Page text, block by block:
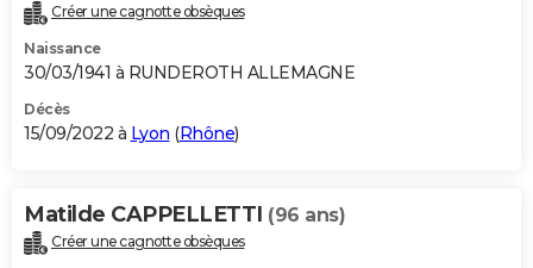
Créer une cagnotte obsèques
Naissance
30/03/1941 à RUNDEROTH ALLEMAGNE
Décès
15/09/2022 à Lyon (Rhône)
Matilde CAPPELLETTI (96 ans)
Créer une cagnotte obsèques